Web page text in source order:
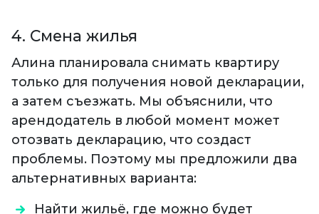
4. Смена жилья
Алина планировала снимать квартиру
только для получения новой декларации,
а затем съезжать. Мы объяснили, что
арендодатель в любой момент может
отозвать декларацию, что создаст
проблемы. Поэтому мы предложили два
альтернативных варианта:
Найти жильё, где можно будет